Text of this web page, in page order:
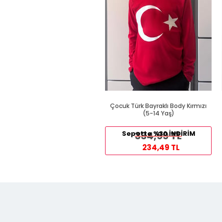
Çocuk Türk Bayraklı Body Kırmızı
(5-14 Yaş)
334,99 TL
Sepette %30 İNDİRİM
234,49 TL